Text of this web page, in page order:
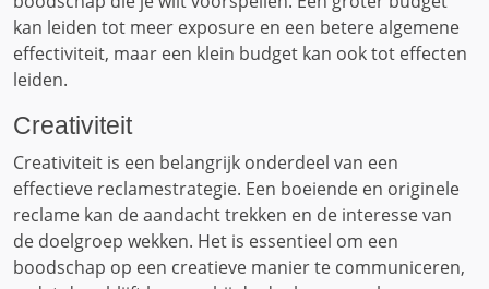
kan leiden tot meer exposure en een betere algemene
effectiviteit, maar een klein budget kan ook tot effecten
leiden.
Creativiteit
Creativiteit is een belangrijk onderdeel van een
effectieve reclamestrategie. Een boeiende en originele
reclame kan de aandacht trekken en de interesse van
de doelgroep wekken. Het is essentieel om een ​​
boodschap op een creatieve manier te communiceren,